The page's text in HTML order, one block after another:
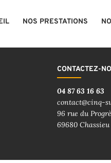
NOS PRESTATIONS
CONTACTEZ-
04 87 63 16 63
contact@cinq-
96 rue du
69680 Chassieu